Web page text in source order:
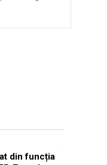
din funcția